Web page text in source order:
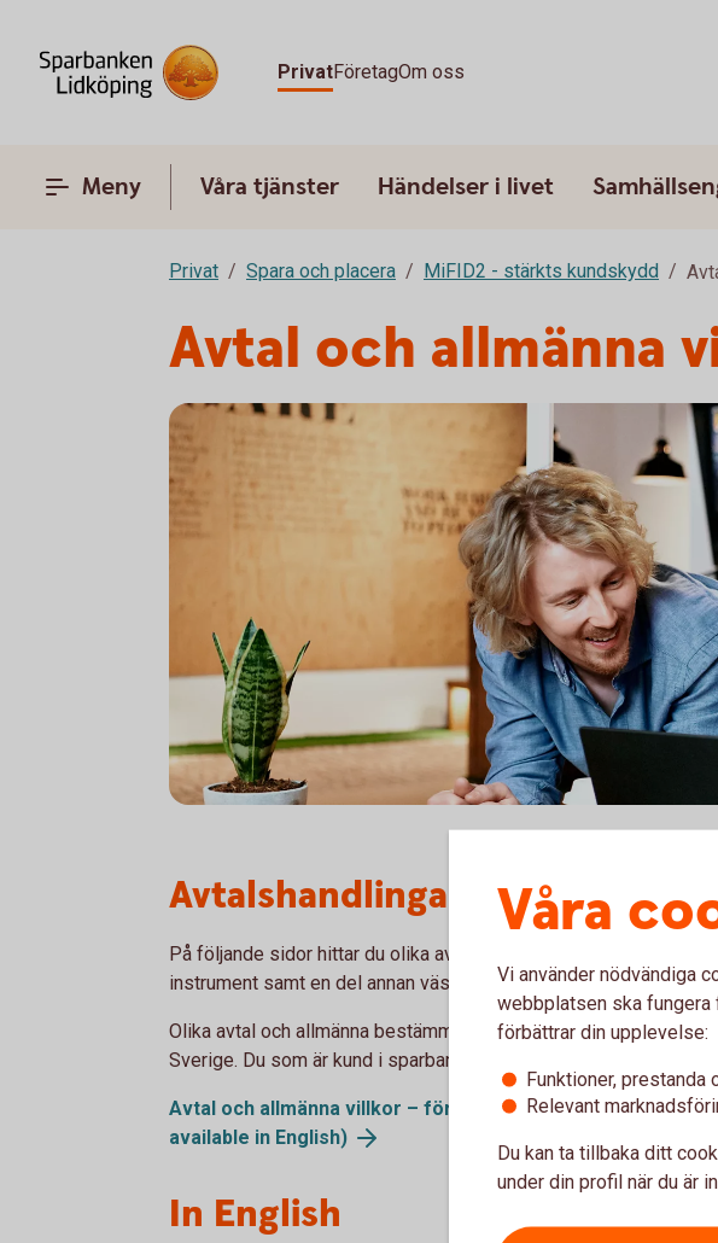
PrivatFöretagOm oss
Meny Våra tjänster Händelser i livet
Privat Spara och placera MiFID2 - stärkts kundskydd
Avtal och allmänna
Avtalshandlingar
På följande sidor hittar du olika avtal och allmänna villkor för
instrument samt en del annan väsentlig information kring
Olika avtal och allmänna bestämmelser gäller beroende på om du
Sverige. Du som är kund i sparbank hänvisas även till aktuell
Avtal och allmänna villkor – för kunder i Sverige(some
available in English)
In English
Våra
Vi använder nödvändiga
webbplatsen ska fungera
förbättrar din upplevelse:
Funktioner, prestanda
Relevant
Du kan ta tillbaka ditt
under din profil när du är